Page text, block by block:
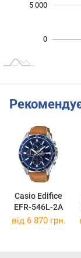
0
5 000
Casio Edifice
EFR-546L-2A
від 6 870 грн.